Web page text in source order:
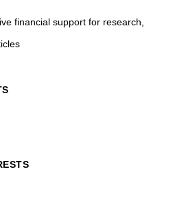
financial support for research,